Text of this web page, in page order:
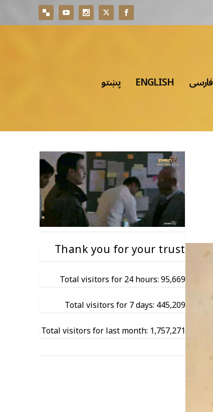
فارسی ENGLISH
پښتو
Thank you for your trust
Total visitors for 24 hours: 95,669
Total visitors for 7 days: 445,209
Total visitors for last month: 1,757,271